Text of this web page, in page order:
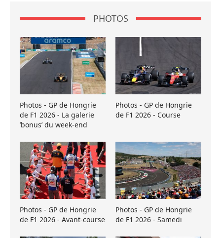
PHOTOS
Photos - GP de Hongrie
de F1 2026 - La galerie
’bonus’ du week-end
Photos - GP de Hongrie
de F1 2026 - Course
Photos - GP de Hongrie
de F1 2026 - Avant-course
Photos - GP de Hongrie
de F1 2026 - Samedi